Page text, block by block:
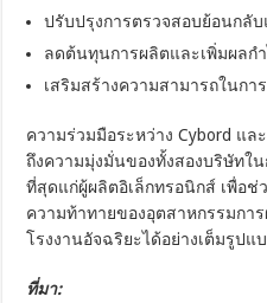
ปรับปรุงการตรวจสอบย้อนกลั
ลดต้นทุนการผลิตและเพิ่มผลกำ
เสริมสร้างความสามารถในก
ความร่วมมือระหว่าง Cybord แล
ถึงความมุ่งมั่นของทั้งสองบริษัทใ
ที่สุดแก่ผู้ผลิตอิเล็กทรอนิกส์ เพื่อช่
ความท้าทายของอุตสาหกรรมกา
โรงงานอัจฉริยะได้อย่างเต็มรูปแ
ที่มา: